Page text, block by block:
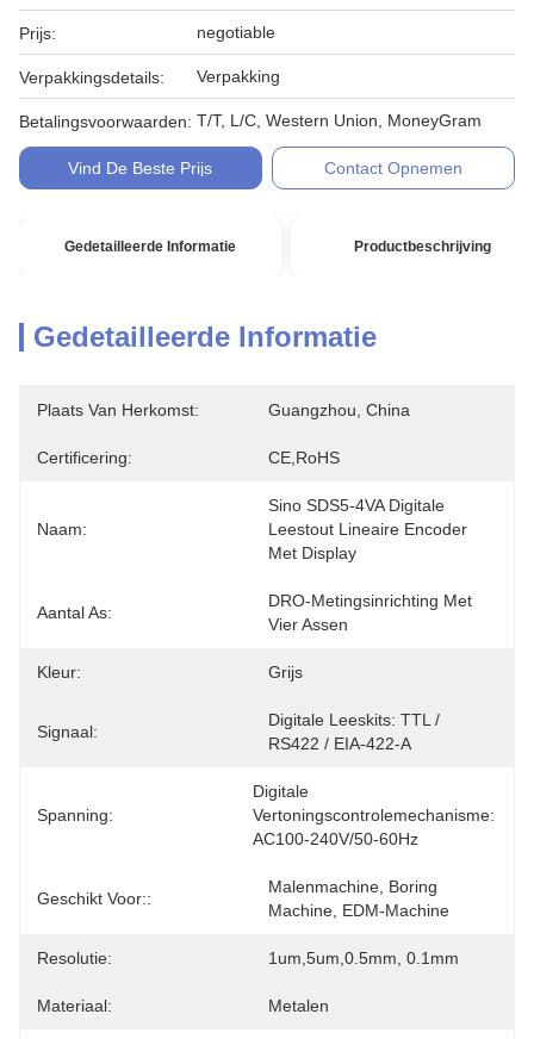
Prijs: negotiable
Verpakkingsdetails: Verpakking
Betalingsvoorwaarden: T/T, L/C, Western Union, MoneyGram
Vind De Beste Prijs Contact Opnemen
Gedetailleerde Informatie Productbeschrijving
Gedetailleerde Informatie
Plaats Van Herkomst: Guangzhou, China
Certificering: CE,RoHS
Naam:
Sino SDS5-4VA Digitale
Leestout Lineaire Encoder
Met Display
Aantal As:
DRO-Metingsinrichting Met
Vier Assen
Kleur: Grijs
Signaal:
Digitale Leeskits: TTL /
RS422 / EIA-422-A
Spanning:
Digitale
Vertoningscontrolemechanisme:
AC100-240V/50-60Hz
Geschikt Voor::
Malenmachine, Boring
Machine, EDM-Machine
Resolutie: 1um,5um,0.5mm, 0.1mm
Materiaal: Metalen